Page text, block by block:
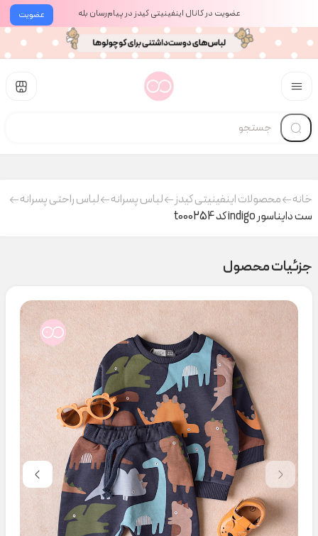
عضویت عضویت در کانال اینفینیتی کیدز در پیام‌رسان بله
خانه محصولات اینفینیتی کیدز لباس پسرانه
لباس راحتی پسرانه
ست دایناسور indigo کد t000254
جزئیات محصول